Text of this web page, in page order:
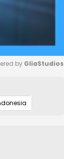
by GliaStudios